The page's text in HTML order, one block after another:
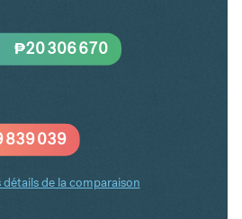
839 039
₱20 306 670
de la comparaison